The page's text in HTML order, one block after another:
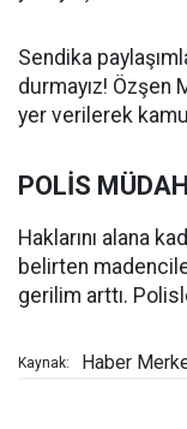
Sendika
durmayız!
yer verilerek
POLİS
Haklarını alana
belirten
gerilim arttı.
Kaynak: Haber